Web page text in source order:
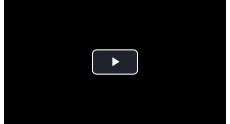
Play